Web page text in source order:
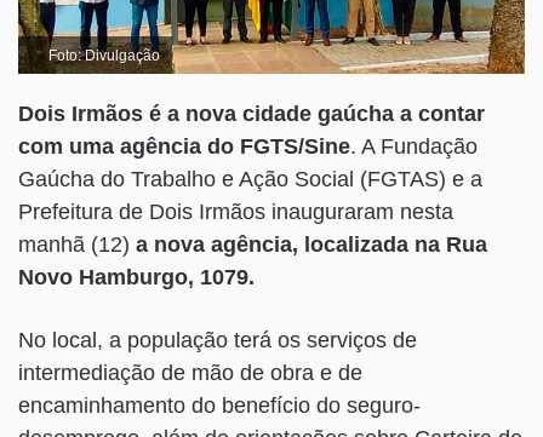
Foto: Divulgação
Dois Irmãos é a nova cidade gaúcha a contar
com uma agência do FGTS/Sine. A Fundação
Gaúcha do Trabalho e Ação Social (FGTAS) e a
Prefeitura de Dois Irmãos inauguraram nesta
manhã (12) a nova agência, localizada na Rua
Novo Hamburgo, 1079.
No local, a população terá os serviços de
intermediação de mão de obra e de
encaminhamento do benefício do seguro-